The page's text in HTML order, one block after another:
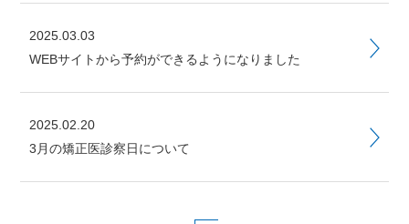
2025.03.03
WEBサイトから予約ができるようになりました
2025.02.20
3月の矯正医診察日について